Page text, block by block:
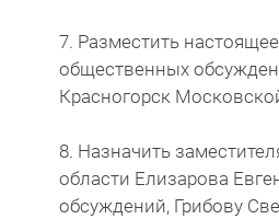
7. Разместить
общественных
Красногорск
8. Назначить
области Елизарова
обсуждений, Грибову